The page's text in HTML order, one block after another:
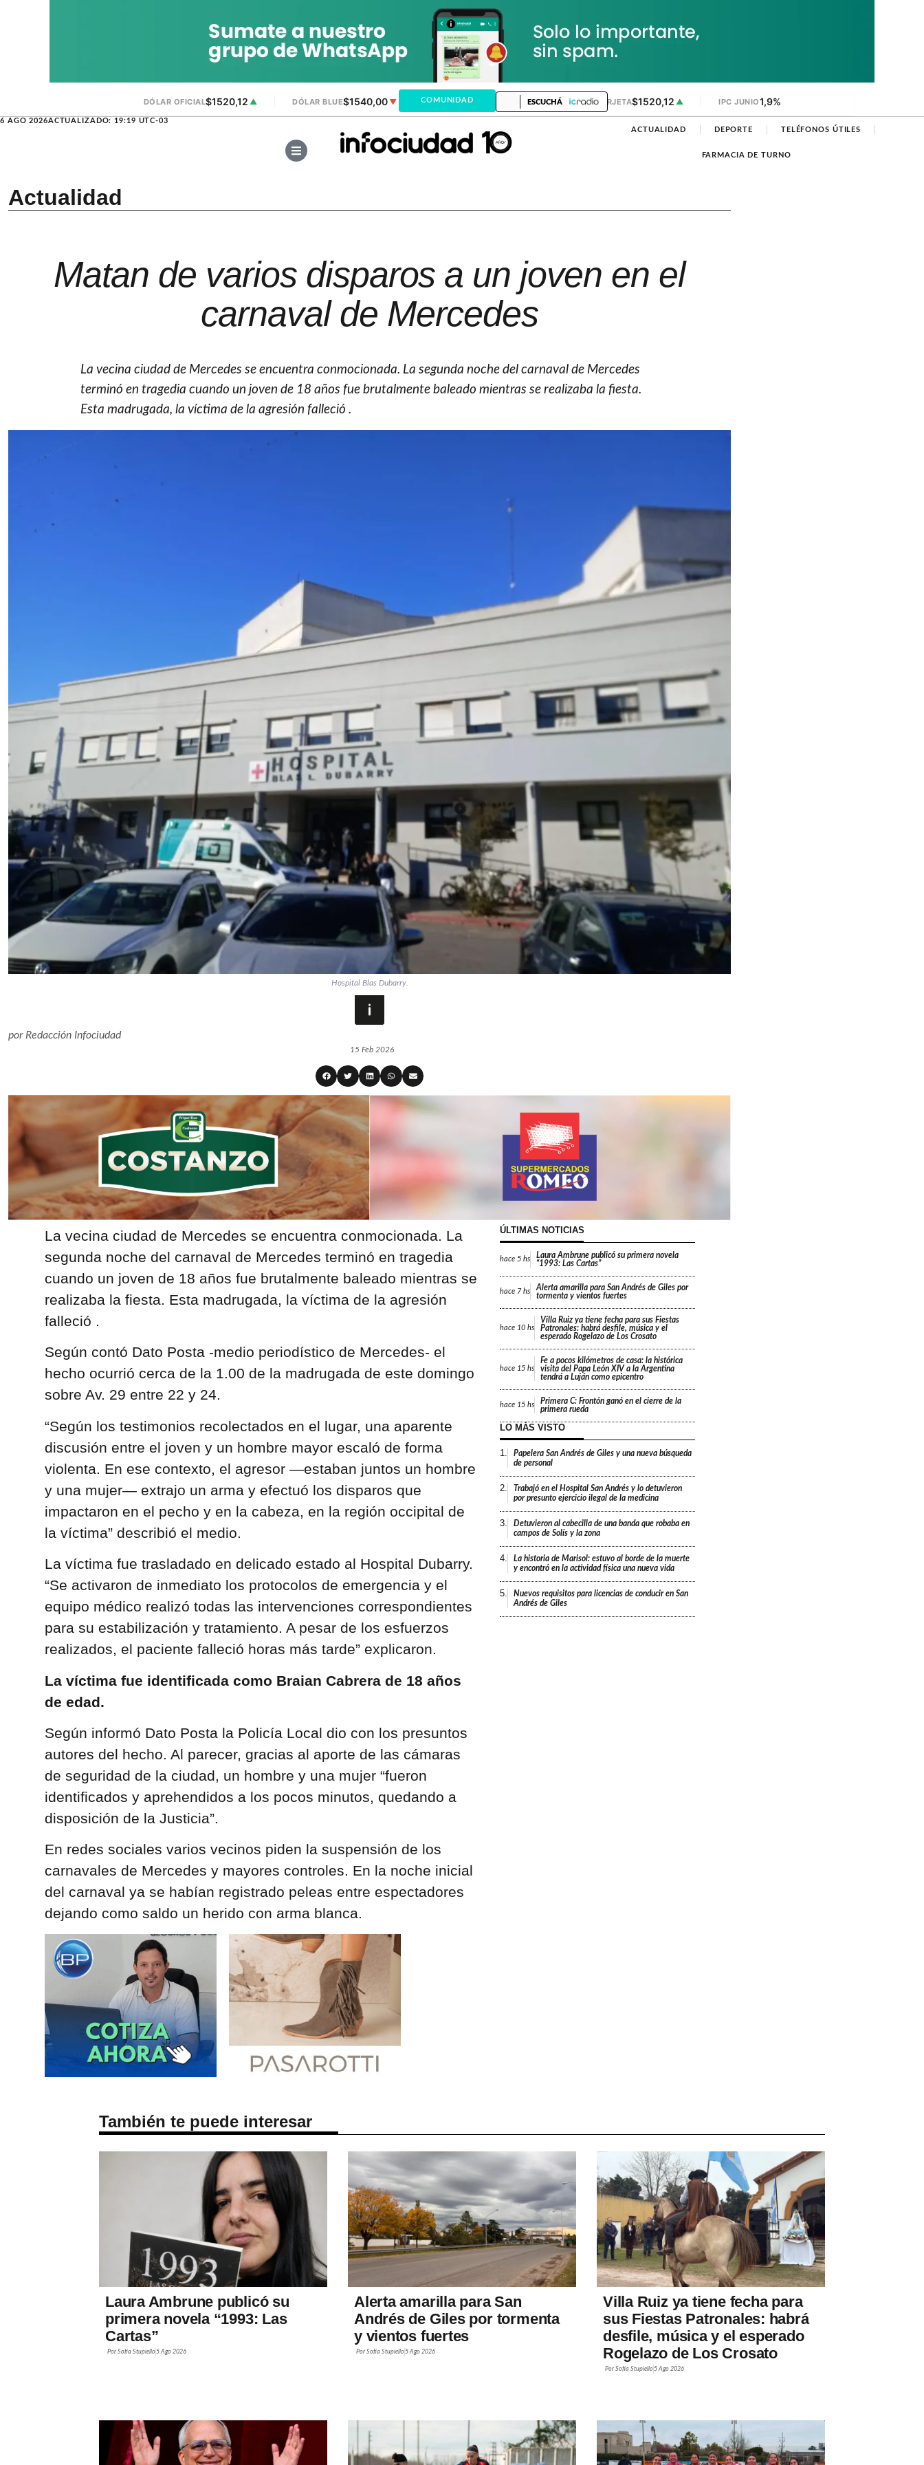
DÓLAR OFICIAL$1520,12 ▲ DÓLAR BLUE$1540,00▼ DÓLAR MEP ▲ DÓLAR TARJETA$1520,12 ▲ IPC JUNIO1,9%
6 AGO 2026ACTUALIZADO: 19:19 UTC-03
COMUNIDAD ESCUCHÁ
ACTUALIDAD DEPORTE TELÉFONOS ÚTILES
FARMACIA DE TURNO
Actualidad
Matan de varios disparos a un joven en el
carnaval de Mercedes
La vecina ciudad de Mercedes se encuentra conmocionada. La segunda noche del carnaval de Mercedes
terminó en tragedia cuando un joven de 18 años fue brutalmente baleado mientras se realizaba la fiesta.
Esta madrugada, la víctima de la agresión falleció .
Hospital Blas Dubarry.
porRedacción Infociudad
15 Feb 2026
La vecina ciudad de Mercedes se encuentra conmocionada. La
segunda noche del carnaval de Mercedes terminó en tragedia
cuando un joven de 18 años fue brutalmente baleado mientras se
realizaba la fiesta. Esta madrugada, la víctima de la agresión
falleció .
Según contó Dato Posta -medio periodístico de Mercedes- el
hecho ocurrió cerca de la 1.00 de la madrugada de este domingo
sobre Av. 29 entre 22 y 24.
“Según los testimonios recolectados en el lugar, una aparente
discusión entre el joven y un hombre mayor escaló de forma
violenta. En ese contexto, el agresor —estaban juntos un hombre
y una mujer— extrajo un arma y efectuó los disparos que
impactaron en el pecho y en la cabeza, en la región occipital de
la víctima” describió el medio.
La víctima fue trasladado en delicado estado al Hospital Dubarry.
“Se activaron de inmediato los protocolos de emergencia y el
equipo médico realizó todas las intervenciones correspondientes
para su estabilización y tratamiento. A pesar de los esfuerzos
realizados, el paciente falleció horas más tarde” explicaron.
La víctima fue identificada como Braian Cabrera de 18 años
de edad.
Según informó Dato Posta la Policía Local dio con los presuntos
autores del hecho. Al parecer, gracias al aporte de las cámaras
de seguridad de la ciudad, un hombre y una mujer “fueron
identificados y aprehendidos a los pocos minutos, quedando a
disposición de la Justicia”.
En redes sociales varios vecinos piden la suspensión de los
carnavales de Mercedes y mayores controles. En la noche inicial
del carnaval ya se habían registrado peleas entre espectadores
dejando como saldo un herido con arma blanca.
ÚLTIMAS NOTICIAS
hace 5 hs
Laura Ambrune publicó su primera novela
“1993: Las Cartas”
hace 7 hs
Alerta amarilla para San Andrés de Giles por
tormenta y vientos fuertes
hace 10 hs
Villa Ruiz ya tiene fecha para sus Fiestas
Patronales: habrá desfile, música y el
esperado Rogelazo de Los Crosato
hace 15 hs
Fe a pocos kilómetros de casa: la histórica
visita del Papa León XIV a la Argentina
tendrá a Luján como epicentro
hace 15 hs
Primera C: Frontón ganó en el cierre de la
primera rueda
LO MÁS VISTO
1.
Papelera San Andrés de Giles y una nueva búsqueda
de personal
2.
Trabajó en el Hospital San Andrés y lo detuvieron
por presunto ejercicio ilegal de la medicina
3.
Detuvieron al cabecilla de una banda que robaba en
campos de Solís y la zona
4.
La historia de Marisol: estuvo al borde de la muerte
y encontró en la actividad física una nueva vida
5.
Nuevos requisitos para licencias de conducir en San
Andrés de Giles
También te puede interesar
Laura Ambrune publicó su
primera novela “1993: Las
Cartas”
Por Sofía Stupiello5 Ago 2026
Alerta amarilla para San
Andrés de Giles por tormenta
y vientos fuertes
Por Sofía Stupiello5 Ago 2026
Villa Ruiz ya tiene fecha para
sus Fiestas Patronales: habrá
desfile, música y el esperado
Rogelazo de Los Crosato
Por Sofía Stupiello5 Ago 2026